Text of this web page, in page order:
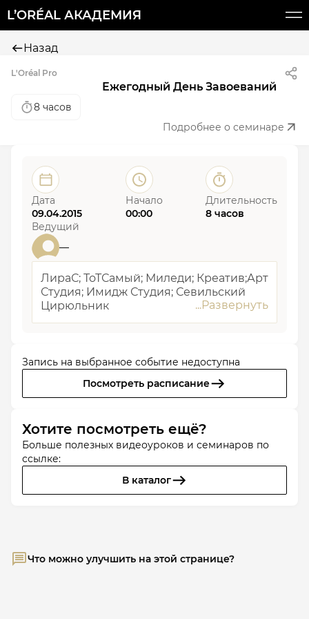
L’ORÉAL АКАДЕМИЯ
Назад
L'Oréal Pro
Ежегодный День Завоеваний
8 часов
Подробнее о семинаре
Дата
09.04.2015
Начало
00:00
Длительность
8 часов
Ведущий
—
ЛираС; ТоТСамый; Миледи; Креатив;Арт
Студия; Имидж Студия; Севильский
Цирюльник
Запись на выбранное событие недоступна
Посмотреть расписание
Хотите посмотреть ещё?
Больше полезных видеоуроков и семинаров по
ссылке:
В каталог
Что можно улучшить на этой странице?